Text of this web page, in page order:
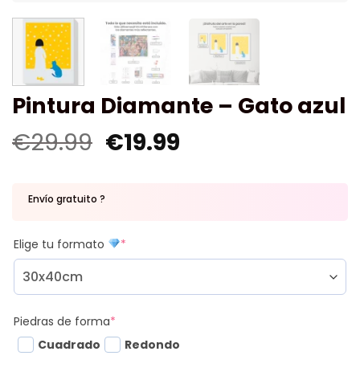
Pintura Diamante – Gato azul
€29.99 €19.99
Envío gratuito ?
Elige tu formato *
Piedras de forma*
Cuadrado
Redondo